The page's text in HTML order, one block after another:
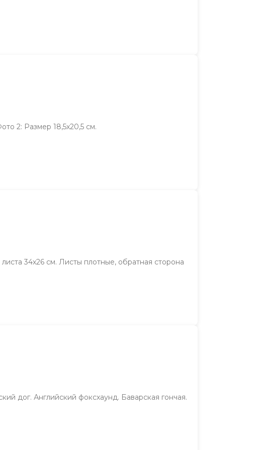
2: Размер 18,5х20,5 см.
34х26 см. Листы плотные, обратная сторона
дог. Английский фоксхаунд. Баварская гончая.